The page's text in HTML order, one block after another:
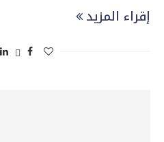
إقراء المزيد